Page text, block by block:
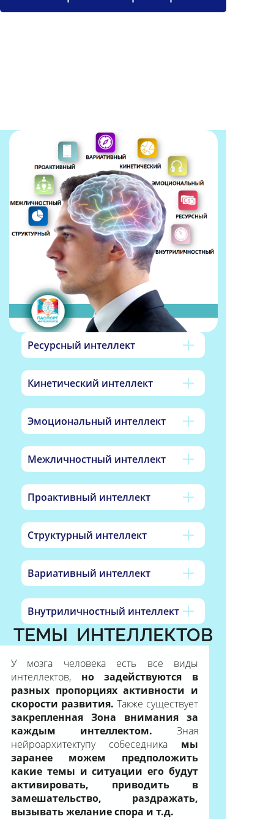
Ресурсный интеллект
Кинетический интеллект
Эмоциональный интеллект
Межличностный интеллект
Проактивный интеллект
Структурный интеллект
Вариативный интеллект
Внутриличностный интеллект
ТЕМЫ ИНТЕЛЛЕКТОВ
У мозга человека есть все виды
интеллектов,но задействуются в
разных пропорциях активности и
скорости развития.Также существует
закрепленная Зона внимания за
каждым интеллектом. Зная
нейроархитектупу собеседника
заранее можем предположить
какие темы и ситуации его будут
активировать, приводить в
замешательство, раздражать,
вызывать желание спора и т.д.